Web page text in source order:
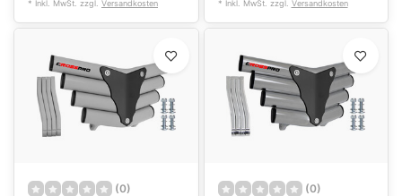
* Inkl. MwSt. zzgl. Versandkosten * Inkl. MwSt. zzgl. Versandkosten
(0) (0)